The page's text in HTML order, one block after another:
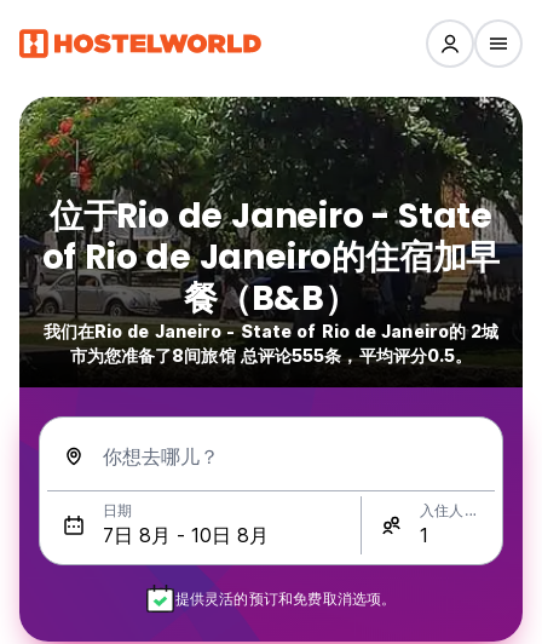
位于Rio de Janeiro - State
of Rio de Janeiro的住宿加早
餐（B&B）
我们在Rio de Janeiro - State of Rio de Janeiro的 2城
市为您准备了8间旅馆 总评论555条，平均评分0.5。
你想去哪儿？
日期 入住人数
提供灵活的预订和免费取消选项。